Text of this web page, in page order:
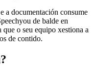
a documentación consume
de balde en
o seu equipo xestiona a
de contido.